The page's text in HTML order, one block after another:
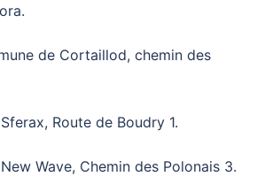
de Cortaillod, chemin des
Route de Boudry 1.
Wave, Chemin des Polonais 3.